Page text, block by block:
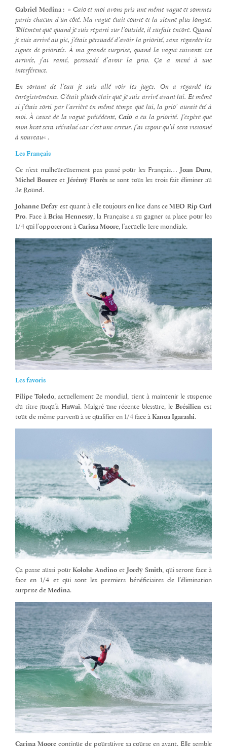
Gabriel Medina: » Caio et moi avons pris une même vague et sommes
partis chacun d’un côté. Ma vague était courte et la sienne plus longue.
Tellement que quand je suis reparti sur l’outside, il surfait encore. Quand
je suis arrivé au pic, j’étais persuadé d’avoir la priorité, sans regarder les
signes de priorités. À ma grande surprise, quand la vague suivante est
arrivée, j’ai ramé, persuadé d’avoir la prio. Ça a mené à une
interférence.
En sortant de l’eau je suis allé voir les juges. On a regardé les
enregistrements. C’était plutôt clair que je suis arrivé avant lui. Et même
si j’étais sorti par l’arrière en même temps que lui, la prio’ aurait été à
moi. À cause de la vague précédente,Caio a eu la priorité. J’espère que
mon heat sera réévalué car c’est une erreur. J’ai espoir qu’il sera visionné
à nouveau« .
Les Français
Ce n’est malheureusement pas passé pour les Français… Joan Duru,
Michel Bourez et Jérémy Florèsse sont tous les trois fait éliminer au
3e Round.
Johanne Defay est quant à elle toujours en lice dans ce MEO Rip Curl
Pro. Face àBrisa Hennessy, la Française a su gagner sa place pour les
1/4 qui l’opposeront à Carissa Moore, l’actuelle 1ere mondiale.
Les favoris
Filipe Toledo, actuellement 2e mondial, tient à maintenir le suspense
du titre jusqu’à Hawaï. Malgré une récente blessure, leBrésilien est
tout de même parvenu à se qualifier en 1/4 face à Kanoa Igarashi.
Ça passe aussi pourKolohe Andinoet Jordy Smith, qui seront face à
face en 1/4 et qui sont les premiers bénéficiaires de l’élimination
surprise de Medina.
Carissa Moorecontinue de poursuivre sa course en avant. Elle semble